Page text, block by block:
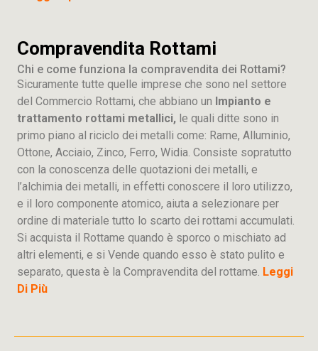
Compravendita Rottami
Chi e come funziona la compravendita dei Rottami?
Sicuramente tutte quelle imprese che sono nel settore
del Commercio Rottami, che abbiano un Impianto e
trattamento rottami metallici, le quali ditte sono in
primo piano al riciclo dei metalli come: Rame, Alluminio,
Ottone, Acciaio, Zinco, Ferro, Widia. Consiste sopratutto
con la conoscenza delle quotazioni dei metalli, e
l’alchimia dei metalli, in effetti conoscere il loro utilizzo,
e il loro componente atomico, aiuta a selezionare per
ordine di materiale tutto lo scarto dei rottami accumulati.
Si acquista il Rottame quando è sporco o mischiato ad
altri elementi, e si Vende quando esso è stato pulito e
separato, questa è la Compravendita del rottame. Leggi
Di Più